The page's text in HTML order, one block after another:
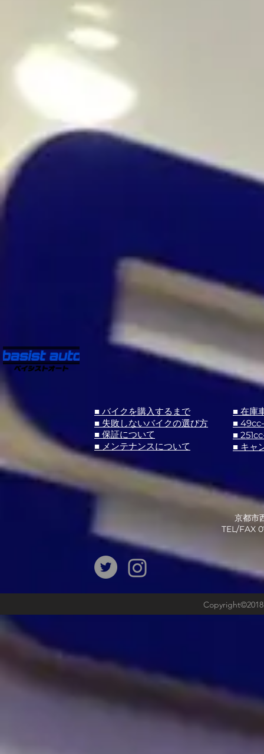
■ バイクを購入するまで
■ 失敗しないバイクの選び方
■ 保証について
■ メンテナンスについて
■ 在庫
■
■
■ キャ
京都市
​TEL/FAX